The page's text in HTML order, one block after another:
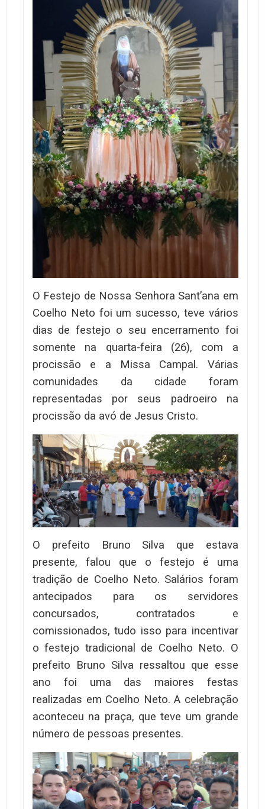
O Festejo de Nossa Senhora Sant’ana em
Coelho Neto foi um sucesso, teve vários
dias de festejo o seu encerramento foi
somente na quarta-feira (26), com a
procissão e a Missa Campal. Várias
comunidades da cidade foram
representadas por seus padroeiro na
procissão da avó de Jesus Cristo.
O prefeito Bruno Silva que estava
presente, falou que o festejo é uma
tradição de Coelho Neto. Salários foram
antecipados para os servidores
concursados, contratados e
comissionados, tudo isso para incentivar
o festejo tradicional de Coelho Neto. O
prefeito Bruno Silva ressaltou que esse
ano foi uma das maiores festas
realizadas em Coelho Neto. A celebração
aconteceu na praça, que teve um grande
número de pessoas presentes.